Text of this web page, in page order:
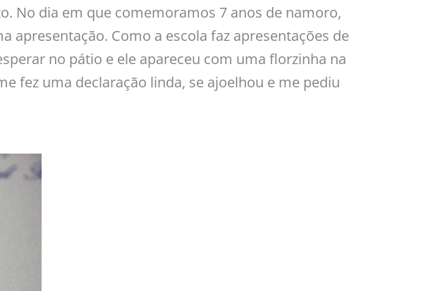
No dia em que comemoramos 7 anos de namoro,
apresentação. Como a escola faz apresentações de
no pátio e ele apareceu com uma florzinha na
fez uma declaração linda, se ajoelhou e me pediu